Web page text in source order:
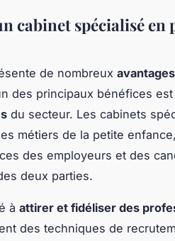
cabinet spécialisé en
de nombreux avantages
des principaux bénéfices est
du secteur. Les cabinets
métiers de la petite
des employeurs et des
deux parties.
à attirer et fidéliser des
des techniques de